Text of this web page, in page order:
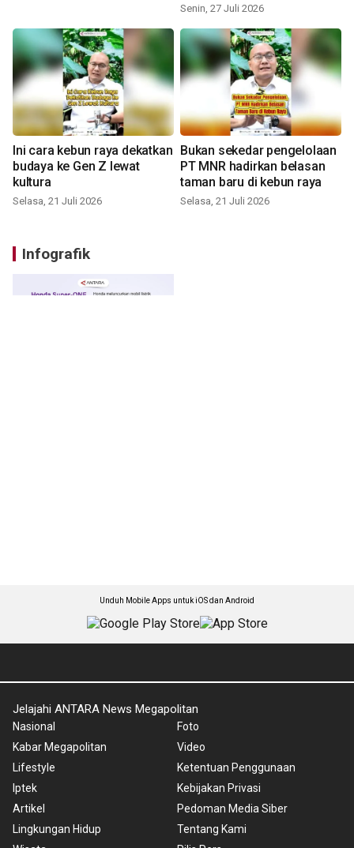
Senin, 27 Juli 2026
Ini cara kebun raya dekatkan
budaya ke Gen Z lewat
kultura
Selasa, 21 Juli 2026
Bukan sekedar pengelolaan
PT MNR hadirkan belasan
taman baru di kebun raya
Selasa, 21 Juli 2026
Infografik
Unduh Mobile Apps untuk iOS dan Android
Jelajahi ANTARA News Megapolitan
Nasional
Kabar Megapolitan
Lifestyle
Iptek
Artikel
Lingkungan Hidup
Foto
Video
Ketentuan Penggunaan
Kebijakan Privasi
Pedoman Media Siber
Tentang Kami